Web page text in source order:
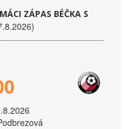
ZÁPAS BÉČKA S